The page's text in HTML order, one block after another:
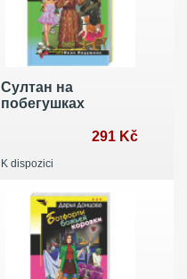
Султан на
побегушках
291 Kč
K dispozici